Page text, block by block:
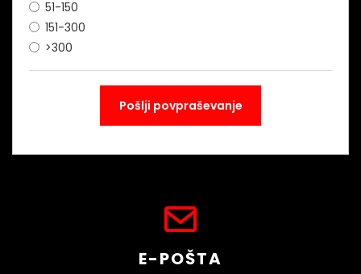
51-150
151-300
>300
E-POŠTA